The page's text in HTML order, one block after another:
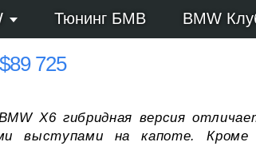
Тюнинг БМВ BMW
725
X6 гибридная версия
выступами на капоте.